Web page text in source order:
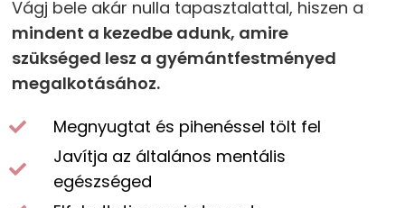
Vágj bele akár nulla tapasztalattal, hiszen a
mindent a kezedbe adunk, amire
szükséged lesz a gyémántfestményed
megalkotásához.
Megnyugtat és pihenéssel tölt fel
Javítja az általános mentális
egészséged